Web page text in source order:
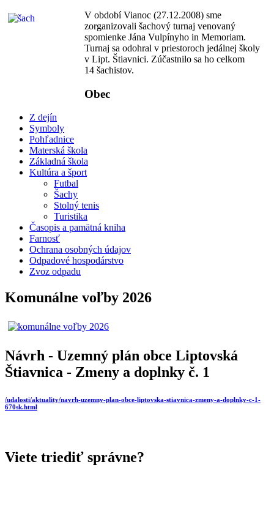
V období Vianoc (27.12.2008) sme
zorganizovali šachový turnaj venovaný
spomienke Jána Vulpínyho in Memoriam.
Turnaj sa odohral v priestoroch jedálnej školy
v Lipt. Štiavnici. Zúčastnilo sa ho celkom
14 šachistov.
Obec
Z dejín
Symboly
Pohľadnice
Materská škola
Základná škola
Kultúra a šport
Futbal
Šachy
Stolný tenis
Turistika
Časopis a pamätná kniha
Farnosť
Ochrana osobných údajov
Odpadové hospodárstvo
Zvoz odpadu
Komunálne voľby 2026
Návrh - Uzemný plán obce Liptovská
Štiavnica - Zmeny a doplnky č. 1
/udalosti/aktuality/navrh-uzemny-plan-obce-liptovska-stiavnica-zmeny-a-doplnky-c-1-
670sk.html
Viete triediť správne?